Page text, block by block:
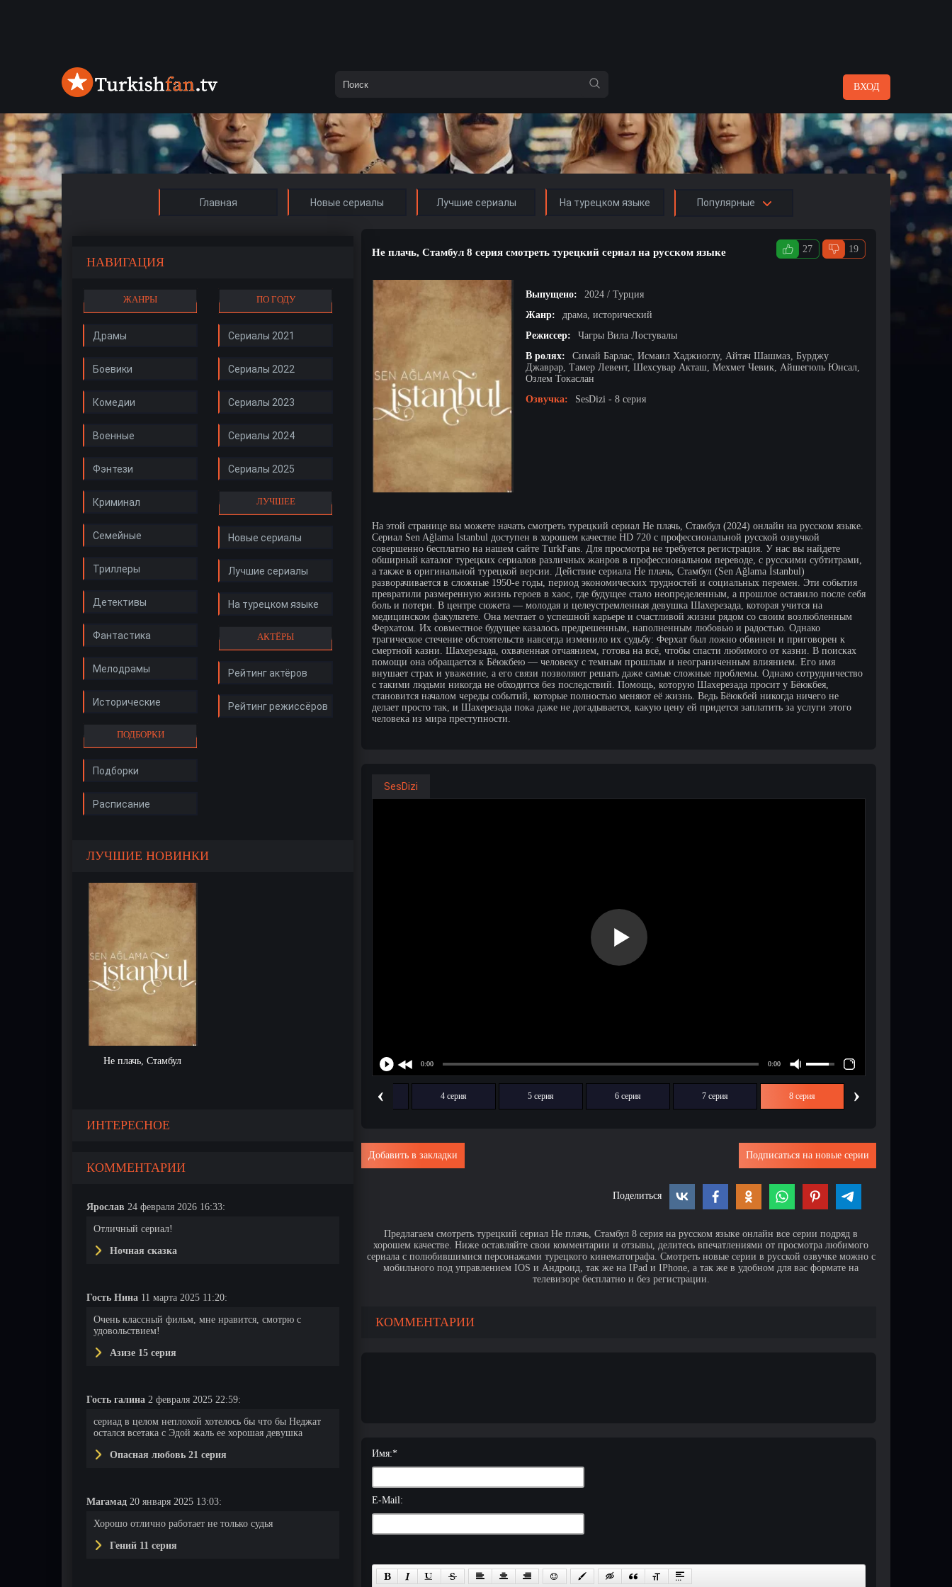
ВХОД
Главная Новые сериалы Лучшие сериалы На турецком языке Популярные
НАВИГАЦИЯ
ЖАНРЫ
Драмы
Боевики
Комедии
Военные
Фэнтези
Криминал
Семейные
Триллеры
Детективы
Фантастика
Мелодрамы
Исторические
ПОДБОРКИ
Подборки
Расписание
ПО ГОДУ
Сериалы 2021
Сериалы 2022
Сериалы 2023
Сериалы 2024
Сериалы 2025
ЛУЧШЕЕ
Новые сериалы
Лучшие сериалы
На турецком языке
АКТЁРЫ
Рейтинг актёров
Рейтинг режиссёров
ЛУЧШИЕ НОВИНКИ
Не плачь, Стамбул
ИНТЕРЕСНОЕ
КОММЕНТАРИИ
Ярослав 24 февраля 2026 16:33:
Отличный сериал!
Ночная сказка
Гость Нина 11 марта 2025 11:20:
Очень классный фильм, мне нравится, смотрю с
удовольствием!
Азизе 15 серия
Гость галина 2 февраля 2025 22:59:
сериад в целом неплохой хотелось бы что бы Неджат
остался всетака с Эдой жаль ее хорошая девушка
Опасная любовь 21 серия
Магамад 20 января 2025 13:03:
Хорошо отлично работает не только судья
Гений 11 серия
Не плачь, Стамбул 8 серия смотреть турецкий сериал на русском языке 27 19
Выпущено:
2024 / Турция
Жанр:
драма, исторический
Режиссер:
Чагры Вила Лостувалы
В ролях:
Симай Барлас, Исмаил Хаджиоглу, Айтач Шашмаз, Бурджу
Джаврар, Тамер Левент, Шехсувар Акташ, Мехмет Чевик, Айшегюль Юнсал,
Озлем Токаслан
Озвучка:
SesDizi - 8 серия
На этой странице вы можете начать смотреть турецкий сериал Не плачь, Стамбул (2024) онлайн на русском языке.
Сериал Sen Ağlama Istanbul доступен в хорошем качестве HD 720 с профессиональной русской озвучкой
совершенно бесплатно на нашем сайте TurkFans. Для просмотра не требуется регистрация. У нас вы найдете
обширный каталог турецких сериалов различных жанров в профессиональном переводе, с русскими субтитрами,
а также в оригинальной турецкой версии. Действие сериала Не плачь, Стамбул (Sen Ağlama İstanbul)
разворачивается в сложные 1950-е годы, период экономических трудностей и социальных перемен. Эти события
превратили размеренную жизнь героев в хаос, где будущее стало неопределенным, а прошлое оставило после себя
боль и потери. В центре сюжета — молодая и целеустремленная девушка Шахерезада, которая учится на
медицинском факультете. Она мечтает о успешной карьере и счастливой жизни рядом со своим возлюбленным
Ферхатом. Их совместное будущее казалось предрешенным, наполненным любовью и радостью. Однако
трагическое стечение обстоятельств навсегда изменило их судьбу: Ферхат был ложно обвинен и приговорен к
смертной казни. Шахерезада, охваченная отчаянием, готова на всё, чтобы спасти любимого от казни. В поисках
помощи она обращается к Бёюкбею — человеку с темным прошлым и неограниченным влиянием. Его имя
внушает страх и уважение, а его связи позволяют решать даже самые сложные проблемы. Однако сотрудничество
с такими людьми никогда не обходится без последствий. Помощь, которую Шахерезада просит у Бёюкбея,
становится началом череды событий, которые полностью меняют её жизнь. Ведь Бёюкбей никогда ничего не
делает просто так, и Шахерезада пока даже не догадывается, какую цену ей придется заплатить за услуги этого
человека из мира преступности.
SesDizi
‹
3 серия 4 серия 5 серия 6 серия 7 серия 8 серия ›
Подписаться на новые серии
Добавить в закладки
Поделиться
Предлагаем смотреть турецкий сериал Не плачь, Стамбул 8 серия на русском языке онлайн все серии подряд в
хорошем качестве. Ниже оставляйте свои комментарии и отзывы, делитесь впечатлениями от просмотра любимого
сериала с полюбившимися персонажами турецкого кинематографа. Смотреть новые серии в русской озвучке можно с
мобильного под управлением IOS и Андроид, так же на IPad и IPhone, а так же в удобном для вас формате на
телевизоре бесплатно и без регистрации.
КОММЕНТАРИИ
Имя:*
E-Mail: